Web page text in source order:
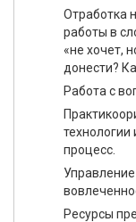
Отработка
работы в
«не хочет,
донести?
Работа с
процесс.
Ресурсы